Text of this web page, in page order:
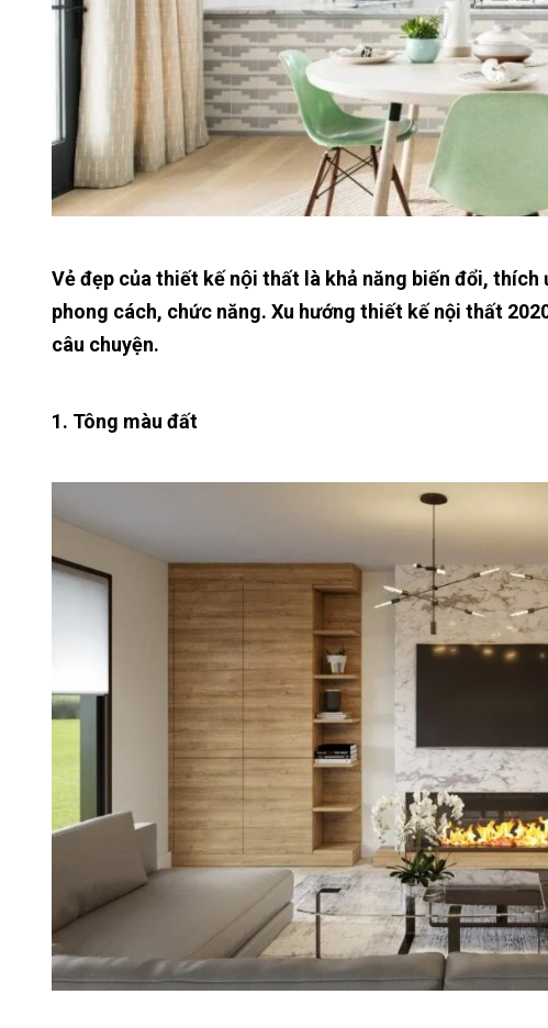
Vẻ đẹp của thiết kế nội thất là khả năng biến đổi, thích
phong cách, chức năng. Xu hướng thiết kế nội thất
câu chuyện.
1. Tông màu đất